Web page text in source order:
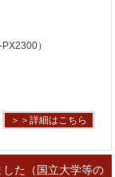
）
＞＞詳細はこちら
た（国立大学等の